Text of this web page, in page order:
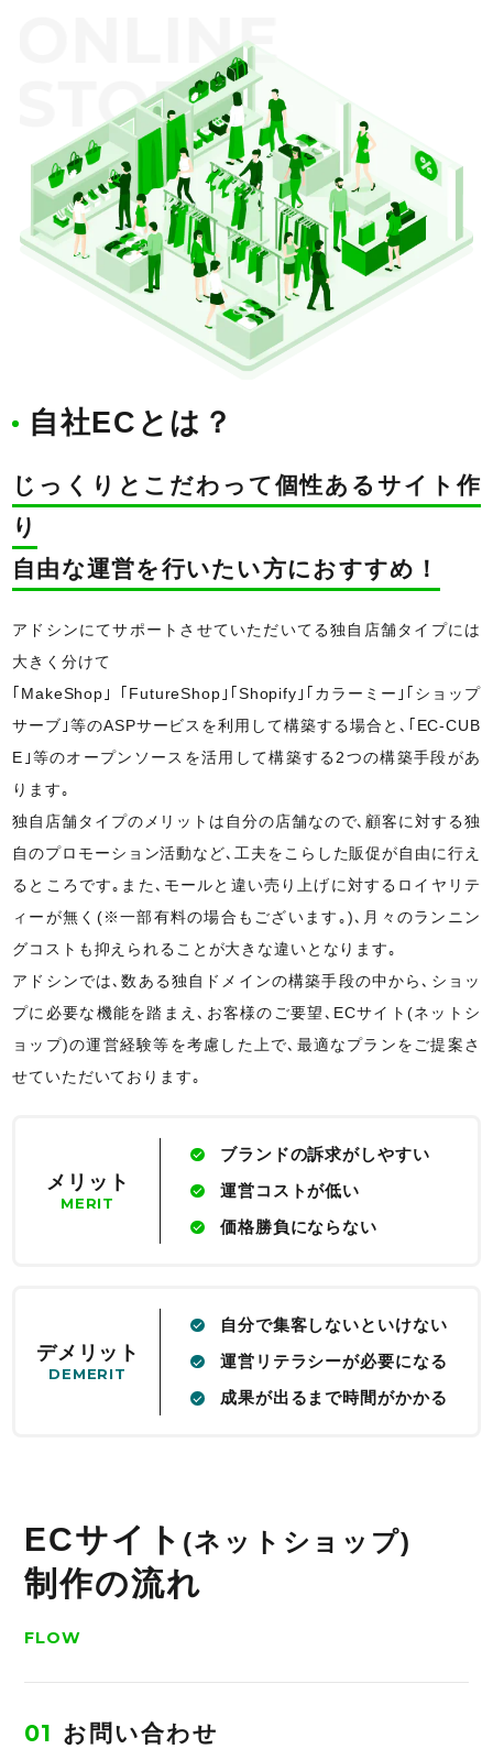
ONLINE
STORE
自社ECとは？
じっくりとこだわって個性あるサイト作
り
自由な運営を行いたい方におすすめ！
アドシンにてサポートさせていただいてる独自店舗タイプには
大きく分けて
｢MakeShop｣「FutureShop｣｢Shopify｣｢カラーミー｣｢ショップ
サーブ｣等のASPサービスを利用して構築する場合と､｢EC-CUB
E｣等のオープンソースを活用して構築する2つの構築手段があ
ります｡
独自店舗タイプのメリットは自分の店舗なので､顧客に対する独
自のプロモーション活動など､工夫をこらした販促が自由に行え
るところです｡また､モールと違い売り上げに対するロイヤリテ
ィーが無く(※一部有料の場合もございます｡)､月々のランニン
グコストも抑えられることが大きな違いとなります｡
アドシンでは､数ある独自ドメインの構築手段の中から､ショッ
プに必要な機能を踏まえ､お客様のご要望､ECサイト(ネットシ
ョップ)の運営経験等を考慮した上で､最適なプランをご提案さ
せていただいております｡
メリット
MERIT
ブランドの訴求がしやすい
運営コストが低い
価格勝負にならない
デメリット
DEMERIT
自分で集客しないといけない
運営リテラシーが必要になる
成果が出るまで時間がかかる
ECサイト (ネットショップ)
制作の流れ
FLOW
01 お問い合わせ